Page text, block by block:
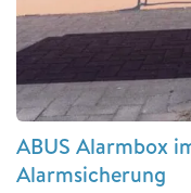
ABUS Alarmbox
Alarmsicherung